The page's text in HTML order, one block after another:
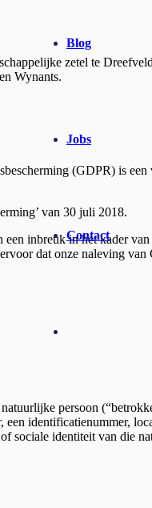
Blog
Jobs
Contact
zetel te
Wynants.
(GDPR)
van 30 juli 2018.
inbreuk in het kader
dat onze naleving van
persoon
identificatienummer,
sociale identiteit van die